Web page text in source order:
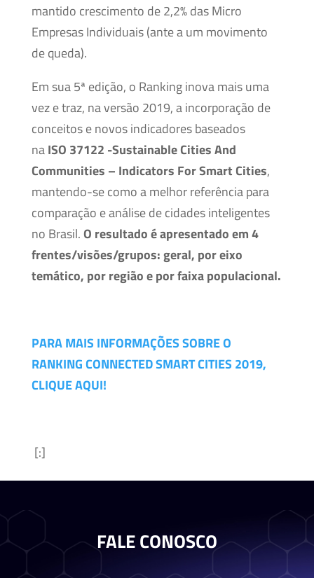
mantido crescimento de 2,2% das Micro
Empresas Individuais (ante a um movimento
de queda).
Em sua 5ª edição, o Ranking inova mais uma
vez e traz, na versão 2019, a incorporação de
conceitos e novos indicadores baseados
naISO 37122 -Sustainable Cities And
Communities – Indicators For Smart Cities,
mantendo-se como a melhor referência para
comparação e análise de cidades inteligentes
no Brasil.O resultado é apresentado em 4
frentes/visões/grupos: geral, por eixo
temático, por região e por faixa populacional.
PARA MAIS INFORMAÇÕES SOBRE O
RANKING CONNECTED SMART CITIES 2019,
CLIQUE AQUI!
[:]
FALE CONOSCO